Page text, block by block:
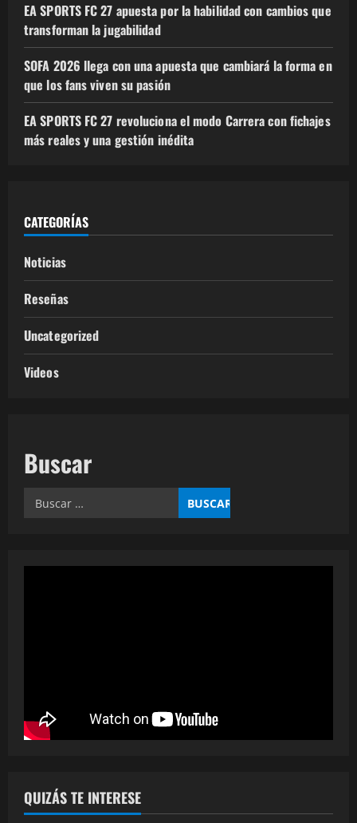
EA SPORTS FC 27 apuesta por la habilidad con cambios que
transforman la jugabilidad
SOFA 2026 llega con una apuesta que cambiará la forma en
que los fans viven su pasión
EA SPORTS FC 27 revoluciona el modo Carrera con fichajes
más reales y una gestión inédita
CATEGORÍAS
Noticias
Reseñas
Uncategorized
Videos
Buscar
QUIZÁS TE INTERESE